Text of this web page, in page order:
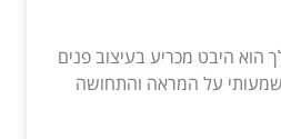
הוא היבט מכריע בעיצוב פנים
על המראה והתחושה